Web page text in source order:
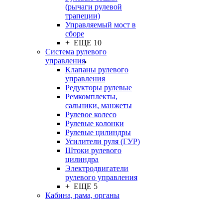
(рычаги рулевой
трапеции)
Управляемый мост в
сборе
+ ЕЩЕ 10
Система рулевого
управления
Клапаны рулевого
управления
Редукторы рулевые
Ремкомплекты,
сальники, манжеты
Рулевое колесо
Рулевые колонки
Рулевые цилиндры
Усилители руля (ГУР)
Штоки рулевого
цилиндра
Электродвигатели
рулевого управления
+ ЕЩЕ 5
Кабина, рама, органы